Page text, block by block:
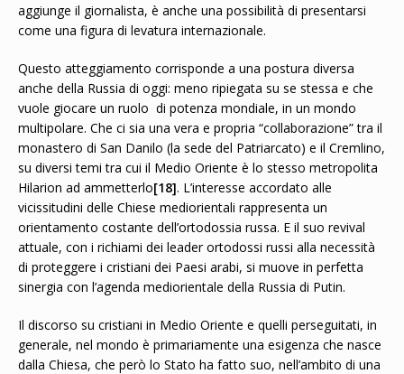
aggiunge il giornalista, è anche una possibilità di presentarsi
come una figura di levatura internazionale.
Questo atteggiamento corrisponde a una postura diversa
anche della Russia di oggi: meno ripiegata su se stessa e che
vuole giocare un ruolo di potenza mondiale, in un mondo
multipolare. Che ci sia una vera e propria “collaborazione” tra il
monastero di San Danilo (la sede del Patriarcato) e il Cremlino,
su diversi temi tra cui il Medio Oriente è lo stesso metropolita
Hilarion ad ammetterlo[18]. L’interesse accordato alle
vicissitudini delle Chiese mediorientali rappresenta un
orientamento costante dell’ortodossia russa. E il suo revival
attuale, con i richiami dei leader ortodossi russi alla necessità
di proteggere i cristiani dei Paesi arabi, si muove in perfetta
sinergia con l’agenda mediorientale della Russia di Putin.
Il discorso su cristiani in Medio Oriente e quelli perseguitati, in
generale, nel mondo è primariamente una esigenza che nasce
dalla Chiesa, che però lo Stato ha fatto suo, nell’ambito di una